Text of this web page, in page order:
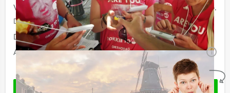
Vanaf 40 personen
€ 22,50 p.p.
De prijzen zijn exclusief BTW
Duur:
2 uur en 30 minuten
Aantal:
Minimaal 12 personen i
Geheel vrijblijvend
OFFERTE AANVRAGEN